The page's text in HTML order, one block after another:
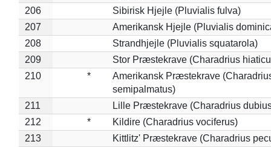
206
Sibirisk Hjejle (Pluvialis fulva)
207
Amerikansk Hjejle (Pluvialis
208
Strandhjejle (Pluvialis squatarola)
209
Stor Præstekrave (Charadrius
210
*
Amerikansk Præstekrave
semipalmatus)
211
Lille Præstekrave (Charadrius
212
*
Kildire (Charadrius vociferus)
213
Kittlitz' Præstekrave (Charadrius